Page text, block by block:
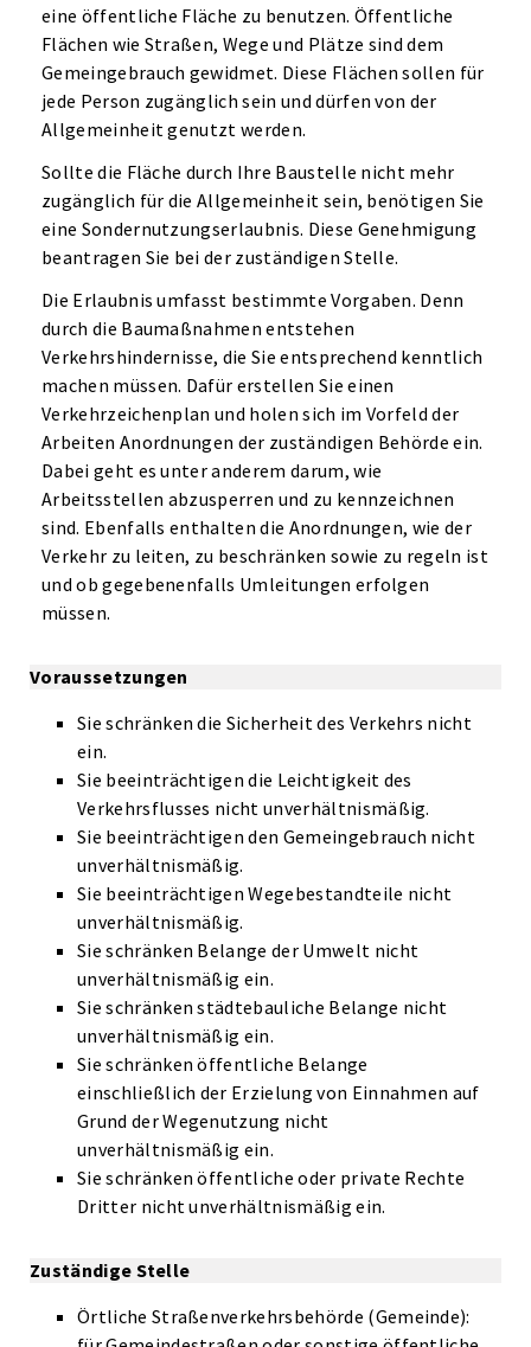
eine öffentliche Fläche zu benutzen. Öffentliche
Flächen wie Straßen, Wege und Plätze sind dem
Gemeingebrauch gewidmet. Diese Flächen sollen für
jede Person zugänglich sein und dürfen von der
Allgemeinheit genutzt werden.
Sollte die Fläche durch Ihre Baustelle nicht mehr
zugänglich für die Allgemeinheit sein, benötigen Sie
eine Sondernutzungserlaubnis. Diese Genehmigung
beantragen Sie bei der zuständigen Stelle.
Die Erlaubnis umfasst bestimmte Vorgaben. Denn
durch die Baumaßnahmen entstehen
Verkehrshindernisse, die Sie entsprechend kenntlich
machen müssen. Dafür erstellen Sie einen
Verkehrzeichenplan und holen sich im Vorfeld der
Arbeiten Anordnungen der zuständigen Behörde ein.
Dabei geht es unter anderem darum, wie
Arbeitsstellen abzusperren und zu kennzeichnen
sind. Ebenfalls enthalten die Anordnungen, wie der
Verkehr zu leiten, zu beschränken sowie zu regeln ist
und ob gegebenenfalls Umleitungen erfolgen
müssen.
Voraussetzungen
Sie schränken die Sicherheit des Verkehrs nicht
ein.
Sie beeinträchtigen die Leichtigkeit des
Verkehrsflusses nicht unverhältnismäßig.
Sie beeinträchtigen den Gemeingebrauch nicht
unverhältnismäßig.
Sie beeinträchtigen Wegebestandteile nicht
unverhältnismäßig.
Sie schränken Belange der Umwelt nicht
unverhältnismäßig ein.
Sie schränken städtebauliche Belange nicht
unverhältnismäßig ein.
Sie schränken öffentliche Belange
einschließlich der Erzielung von Einnahmen auf
Grund der Wegenutzung nicht
unverhältnismäßig ein.
Sie schränken öffentliche oder private Rechte
Dritter nicht unverhältnismäßig ein.
Zuständige Stelle
Örtliche Straßenverkehrsbehörde (Gemeinde):